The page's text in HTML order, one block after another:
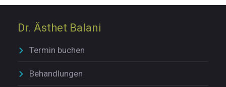
Dr. Ästhet Balani
Termin buchen
Behandlungen